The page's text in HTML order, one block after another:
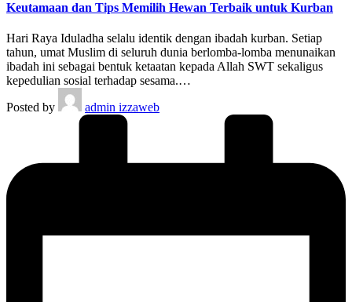
Keutamaan dan Tips Memilih Hewan Terbaik untuk Kurban
Hari Raya Iduladha selalu identik dengan ibadah kurban. Setiap
tahun, umat Muslim di seluruh dunia berlomba-lomba menunaikan
ibadah ini sebagai bentuk ketaatan kepada Allah SWT sekaligus
kepedulian sosial terhadap sesama.…
Posted by
admin izzaweb